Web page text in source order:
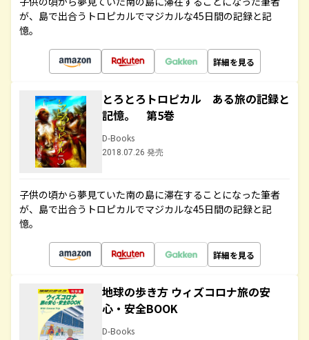
が、島で出合うトロピカルでマジカルな45日間の記録と記
憶。
詳細を見る
とろとろトロピカル ある旅の記録と
記憶。 第5巻
D-Books
2018.07.26 発売
子供の頃から夢見ていた南の島に滞在することになった筆者
が、島で出合うトロピカルでマジカルな45日間の記録と記
憶。
詳細を見る
地球の歩き方 ウィズコロナ旅の安
心・安全BOOK
D-Books